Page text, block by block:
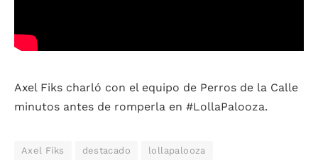
Axel Fiks charló con el equipo de Perros de la Calle
minutos antes de romperla en #LollaPalooza.
Axel Fiks destacado lollapalooza